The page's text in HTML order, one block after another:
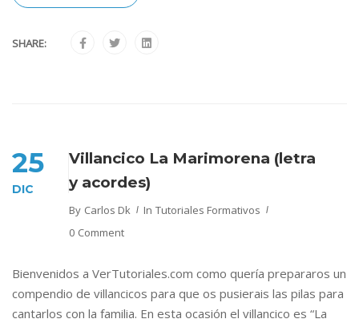
SHARE:
25
DIC
Villancico La Marimorena (letra
y acordes)
By Carlos Dk In Tutoriales Formativos
0 Comment
Bienvenidos a VerTutoriales.com como quería prepararos un
compendio de villancicos para que os pusierais las pilas para
cantarlos con la familia. En esta ocasión el villancico es “La